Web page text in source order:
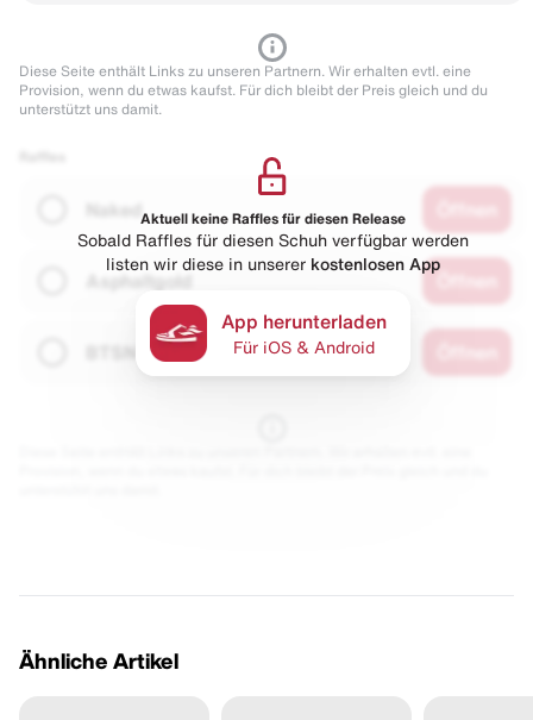
Diese Seite enthält Links zu unseren Partnern. Wir erhalten evtl. eine
Provision, wenn du etwas kaufst. Für dich bleibt der Preis gleich und du
unterstützt uns damit.
Naked
Asphaltgold
Aktuell keine Raffles für diesen Release
Sobald Raffles für diesen Schuh verfügbar werden
listen wir diese in unserer kostenlosen App
App herunterladen
Für iOS & Android
Ähnliche Artikel